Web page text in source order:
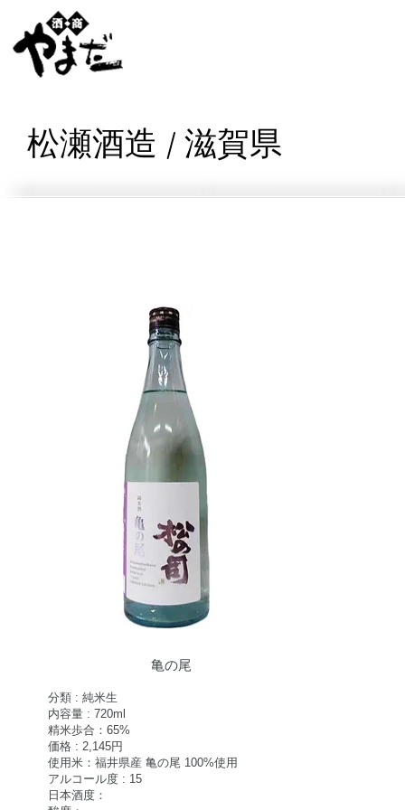
松瀬酒造 / 滋賀県
亀の尾
分類 : 純米生
内容量 : 720ml
精米歩合：65%
価格 : 2,145円
使用米：福井県産 亀の尾 100%使用
アルコール度 : 15
日本酒度：